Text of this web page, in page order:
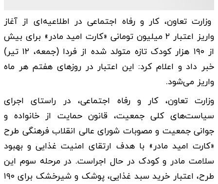
وزارت تعاون، کار و رفاه اجتماعی در اطلاعیه‌ای از آغاز
واریز اعتبار ۲ میلیون تومانی «کارت امید مادر» برای بیش
از ۱۹۰ هزار کودک تازه متولد شده از فردا (جمعه، ۱۲ تیر)
خبر داد و اعلام کرد: این اعتبار در روزهای هفتم هر ماه
واریز می‌شود.
وزارت تعاون، کار و رفاه اجتماعی، در راستای اجرای
سیاست‌های کلی جمعیت، قانون حمایت از خانواده و
جوانی جمعیت و مصوبات شورای عالی انقلاب فرهنگی طرح
«کارت امید مادر» با هدف ارتقای امنیت غذایی و بهبود
سلامت مادر و کودک در حال اجراست. در مرحله سوم این
طرح، اعتبار خرید سبد غذایی، پوشک و شیرخشک برای ۱۹۰